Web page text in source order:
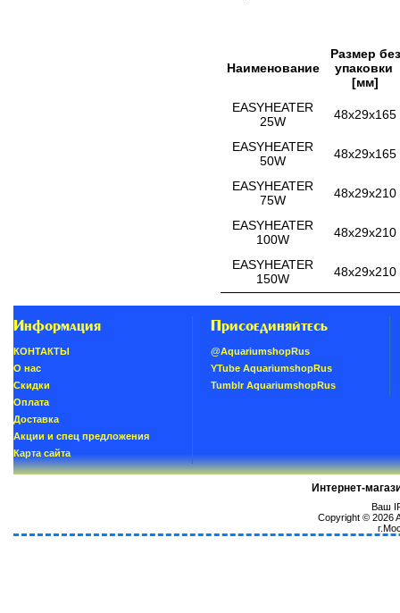
Наименование
Размер без
упаковки
[мм]
EASYHEATER
25W
48x29x165
EASYHEATER
50W
48x29x165
EASYHEATER
75W
48x29x210
EASYHEATER
100W
48x29x210
EASYHEATER
150W
48x29x210
Информация
КОНТАКТЫ
О нас
Скидки
Oплатa
Доставка
Акции и спец предложения
Карта сайта
Присоединяйтесь
@AquariumshopRus
YTube AquariumshopRus
Tumblr AquariumshopRus
Интернет-
Ваш
Copyright © 2026